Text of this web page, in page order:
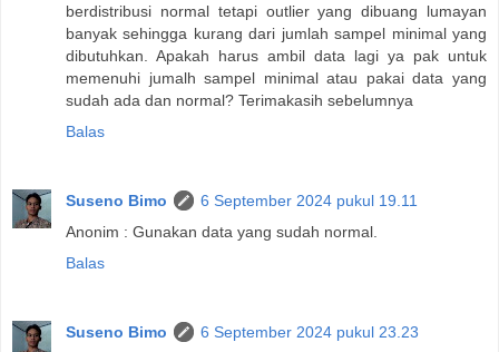
berdistribusi normal tetapi outlier yang dibuang lumayan
banyak sehingga kurang dari jumlah sampel minimal yang
dibutuhkan. Apakah harus ambil data lagi ya pak untuk
memenuhi jumalh sampel minimal atau pakai data yang
sudah ada dan normal? Terimakasih sebelumnya
Balas
Suseno Bimo
6 September 2024 pukul 19.11
Anonim : Gunakan data yang sudah normal.
Balas
Suseno Bimo
6 September 2024 pukul 23.23